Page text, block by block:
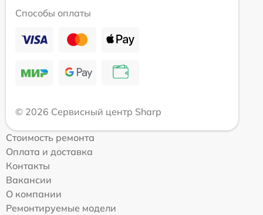
Способы оплаты
© 2026 Сервисный центр Sharp
Стоимость ремонта
Оплата и доставка
Контакты
Вакансии
О компании
Ремонтируемые модели